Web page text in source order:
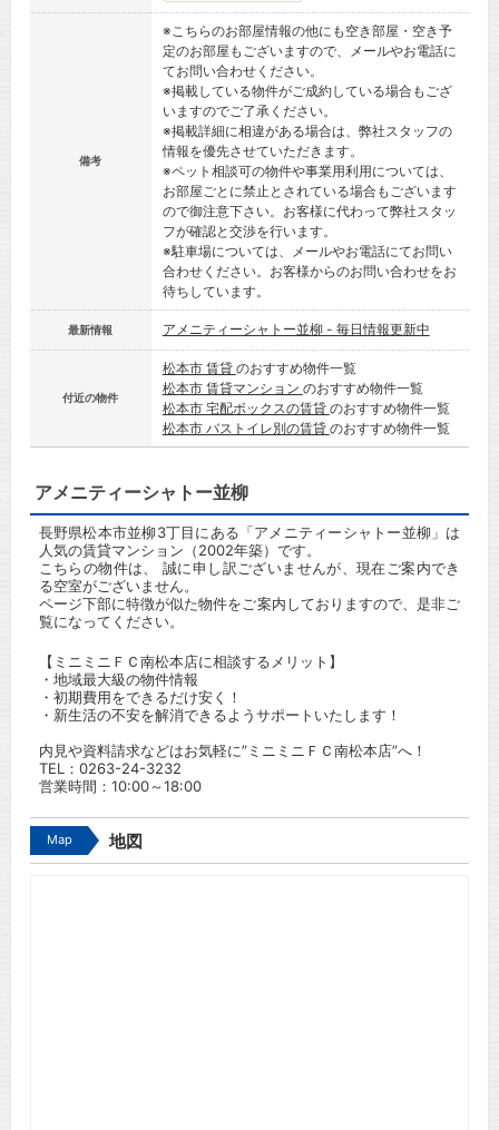
備考
※こちらのお部屋情報の他にも空き部屋・空き予
定のお部屋もございますので、メールやお電話に
てお問い合わせください。
※掲載している物件がご成約している場合もござ
いますのでご了承ください。
※掲載詳細に相違がある場合は、弊社スタッフの
情報を優先させていただきます。
※ペット相談可の物件や事業用利用については、
お部屋ごとに禁止とされている場合もございます
ので御注意下さい。お客様に代わって弊社スタッ
フが確認と交渉を行います。
※駐車場については、メールやお電話にてお問い
合わせください。お客様からのお問い合わせをお
待ちしています。
最新情報 アメニティーシャトー並柳 - 毎日情報更新中
付近の物件
松本市 賃貸 のおすすめ物件一覧
松本市 賃貸マンション のおすすめ物件一覧
松本市 宅配ボックスの賃貸 のおすすめ物件一覧
松本市 バストイレ別の賃貸 のおすすめ物件一覧
アメニティーシャトー並柳
長野県松本市並柳3丁目にある「アメニティーシャトー並柳」は
人気の賃貸マンション（2002年築）です。
こちらの物件は、 誠に申し訳ございませんが、現在ご案内でき
る空室がございません。
ページ下部に特徴が似た物件をご案内しておりますので、是非ご
覧になってください。
【ミニミニＦＣ南松本店に相談するメリット】
・地域最大級の物件情報
・初期費用をできるだけ安く！
・新生活の不安を解消できるようサポートいたします！
内見や資料請求などはお気軽に”ミニミニＦＣ南松本店”へ！
TEL： 0263-24-3232
営業時間：10:00～18:00
Map 地図